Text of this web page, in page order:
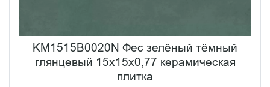
KM1515B0020N Фес зелёный тёмный
глянцевый 15x15x0,77 керамическая
плитка